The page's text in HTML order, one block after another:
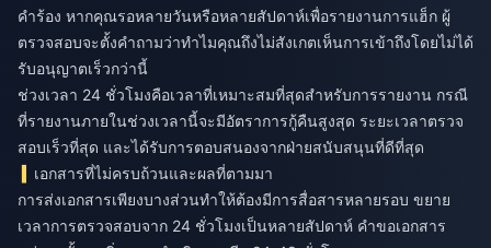
คำร้อง หากคุณรอหลายวันหรือหลายสัปดาห์เพื่อรายงานการแฮ็ก ผู้
ตรวจสอบจะตั้งคำถามว่าทำไมคุณถึงไม่สังเกตเห็นการเข้าถึงโดยไม่ได้
รับอนุญาตเร็วกว่านี้
ช่วงเวลา 24 ชั่วโมงคือเวลาที่เหมาะสมที่สุดสำหรับการรายงาน กรณี
ที่รายงานภายในช่วงเวลานี้จะมีอัตราการกู้คืนสูงสุด ระยะเวลาตรวจ
สอบเร็วที่สุด และได้รับการตอบสนองจากฝ่ายสนับสนุนที่ดีที่สุด
เอกสารที่ไม่ครบถ้วนและผลที่ตามมา
การส่งเอกสารเพียงบางส่วนทำให้ต้องมีการสื่อสารหลายรอบ ขยาย
เวลาการตรวจสอบจาก 24 ชั่วโมงเป็นหลายสัปดาห์ คำขอเอกสาร